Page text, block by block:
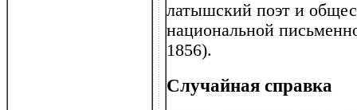
латышский поэт и
национальной
1856).
Случайная справка